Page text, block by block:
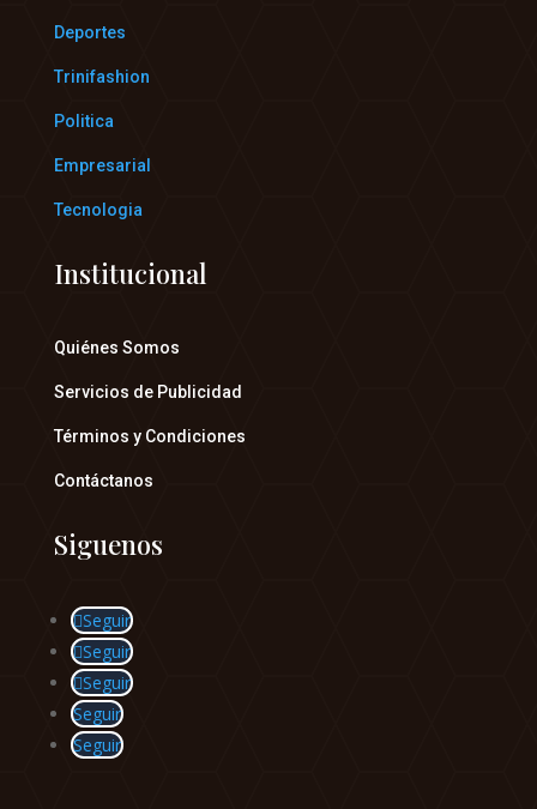
Deportes
Trinifashion
Politica
Empresarial
Tecnologia
Institucional
Quiénes Somos
Servicios de Publicidad
Términos y Condiciones
Contáctanos
Siguenos
Seguir
Seguir
Seguir
Seguir
Seguir